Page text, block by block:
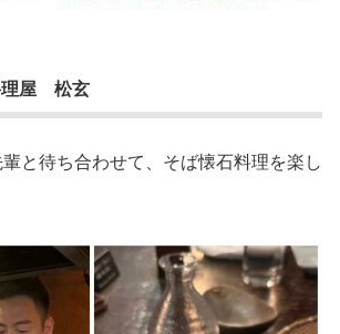
理屋 松玄
と待ち合わせて、そば懐石料理を楽し